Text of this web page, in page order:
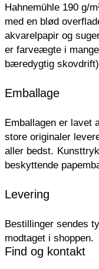
Hahnemühle 190 g/
med en blød
akvarelpapir og
er farveægte i
bæredygtig
Emballage
Emballagen er lavet
store originaler
aller bedst.
beskyttende
Levering
Bestillinger sendes
modtaget i shoppen.
Find og kontakt